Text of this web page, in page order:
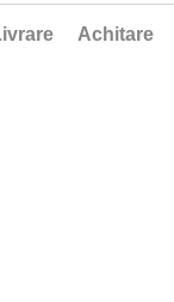
Achitare